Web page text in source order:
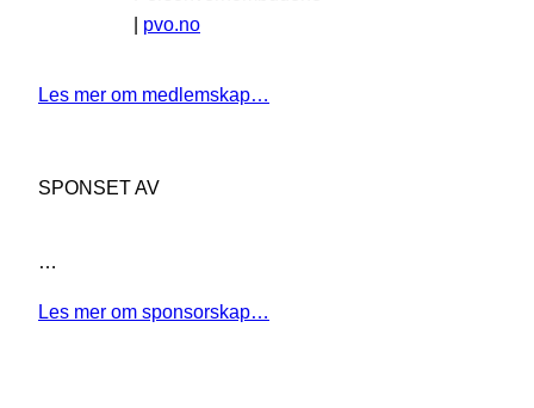
| pvo.no
Les mer om medlemskap…
SPONSET AV
…
Les mer om sponsorskap…